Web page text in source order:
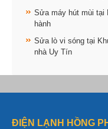
Sửa máy hút mùi tại
hành
Sửa lò vi sóng tại
nhà Uy Tín
ĐIỆN LẠNH HỒNG